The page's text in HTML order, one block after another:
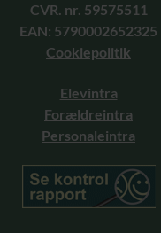
CVR. nr. 59575511
EAN: 5790002652325
Cookiepolitik
Elevintra
Forældreintra
Personaleintra